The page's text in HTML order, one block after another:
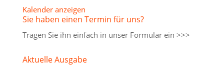
Kalender anzeigen
Sie haben einen Termin für uns?
Tragen Sie ihn einfach in unser Formular ein >>>
Aktuelle Ausgabe